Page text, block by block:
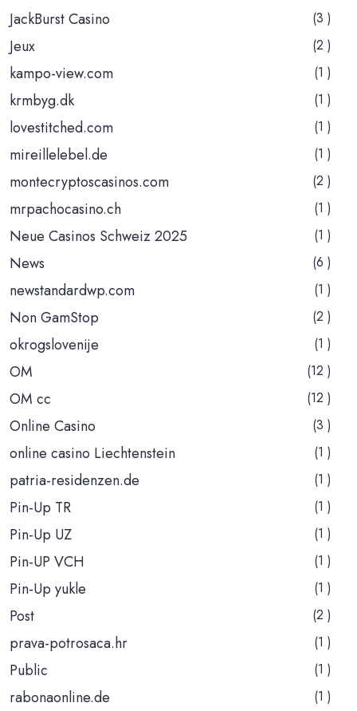
JackBurst Casino (3 )
Jeux (2 )
kampo-view.com (1 )
krmbyg.dk (1 )
lovestitched.com (1 )
mireillelebel.de (1 )
montecryptoscasinos.com (2 )
mrpachocasino.ch (1 )
Neue Casinos Schweiz 2025 (1 )
News (6 )
newstandardwp.com (1 )
Non GamStop (2 )
okrogslovenije (1 )
OM (12 )
OM cc (12 )
Online Casino (3 )
online casino Liechtenstein (1 )
patria-residenzen.de (1 )
Pin-Up TR (1 )
Pin-Up UZ (1 )
Pin-UP VCH (1 )
Pin-Up yukle (1 )
Post (2 )
prava-potrosaca.hr (1 )
Public (1 )
rabonaonline.de (1 )